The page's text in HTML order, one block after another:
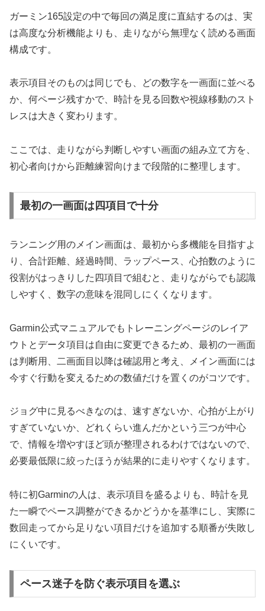
ガーミン165設定の中で毎回の満足度に直結するのは、実
は高度な分析機能よりも、走りながら無理なく読める画面
構成です。
表示項目そのものは同じでも、どの数字を一画面に並べる
か、何ページ残すかで、時計を見る回数や視線移動のスト
レスは大きく変わります。
ここでは、走りながら判断しやすい画面の組み立て方を、
初心者向けから距離練習向けまで段階的に整理します。
最初の一画面は四項目で十分
ランニング用のメイン画面は、最初から多機能を目指すよ
り、合計距離、経過時間、ラップペース、心拍数のように
役割がはっきりした四項目で組むと、走りながらでも認識
しやすく、数字の意味を混同しにくくなります。
Garmin公式マニュアルでもトレーニングページのレイア
ウトとデータ項目は自由に変更できるため、最初の一画面
は判断用、二画面目以降は確認用と考え、メイン画面には
今すぐ行動を変えるための数値だけを置くのがコツです。
ジョグ中に見るべきなのは、速すぎないか、心拍が上がり
すぎていないか、どれくらい進んだかという三つが中心
で、情報を増やすほど頭が整理されるわけではないので、
必要最低限に絞ったほうが結果的に走りやすくなります。
特に初Garminの人は、表示項目を盛るよりも、時計を見
た一瞬でペース調整ができるかどうかを基準にし、実際に
数回走ってから足りない項目だけを追加する順番が失敗し
にくいです。
ペース迷子を防ぐ表示項目を選ぶ